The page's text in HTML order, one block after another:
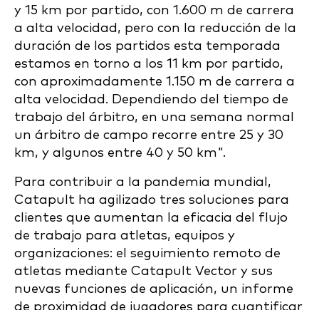
y 15 km por partido, con 1.600 m de carrera
a alta velocidad, pero con la reducción de la
duración de los partidos esta temporada
estamos en torno a los 11 km por partido,
con aproximadamente 1.150 m de carrera a
alta velocidad. Dependiendo del tiempo de
trabajo del árbitro, en una semana normal
un árbitro de campo recorre entre 25 y 30
km, y algunos entre 40 y 50 km".
Para contribuir a la pandemia mundial,
Catapult ha agilizado tres soluciones para
clientes que aumentan la eficacia del flujo
de trabajo para atletas, equipos y
organizaciones: el seguimiento remoto de
atletas mediante Catapult Vector y sus
nuevas funciones de aplicación, un informe
de proximidad de jugadores para cuantificar